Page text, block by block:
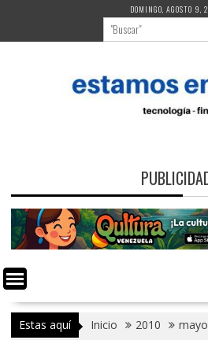
contenido
DOMINGO, AGOSTO 9,
Estas aquí Inicio 2010 mayo